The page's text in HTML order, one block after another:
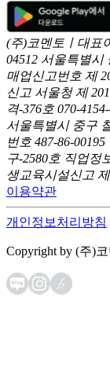
(주)코멘토ㅣ대표
04512 서울특별시
매업신고번호 제
신고 서울청 제
격-376호 070-
서울특별시 중구
번호 487-86-
구-2580호 직업정
생교육시설신고
이용약관
개인정보처리방침
Copyright by (주)